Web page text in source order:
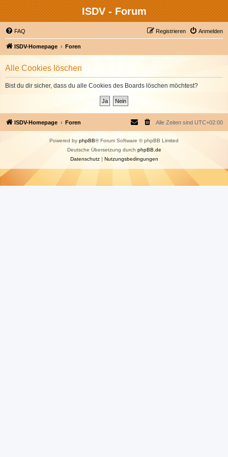
ISDV - Forum
FAQ Anmelden
Registrieren
ISDV-Homepage Foren
Alle Cookies löschen
Bist du dir sicher, dass du alle Cookies des Boards löschen möchtest?
ISDV-Homepage Foren Alle Zeiten sind UTC+02:00
Powered by phpBB® Forum Software © phpBB Limited
Deutsche Übersetzung durch phpBB.de
Datenschutz| Nutzungsbedingungen